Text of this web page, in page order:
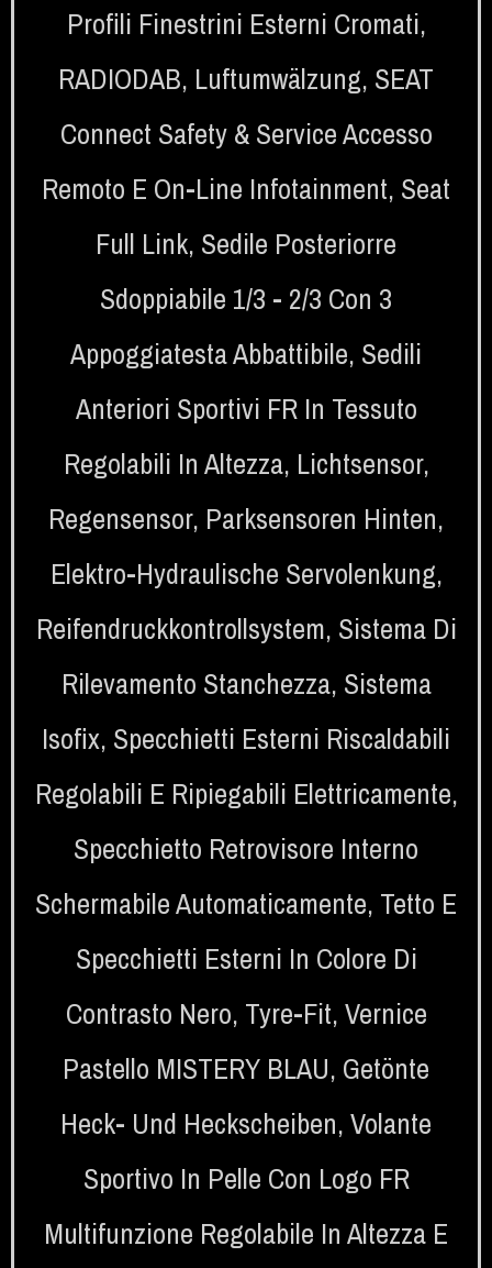
Profili Finestrini Esterni Cromati,
RADIODAB, Luftumwälzung, SEAT
Connect Safety & Service Accesso
Remoto E On-Line Infotainment, Seat
Full Link, Sedile Posteriorre
Sdoppiabile 1/3 - 2/3 Con 3
Appoggiatesta Abbattibile, Sedili
Anteriori Sportivi FR In Tessuto
Regolabili In Altezza, Lichtsensor,
Regensensor, Parksensoren Hinten,
Elektro-Hydraulische Servolenkung,
Reifendruckkontrollsystem, Sistema Di
Rilevamento Stanchezza, Sistema
Isofix, Specchietti Esterni Riscaldabili
Regolabili E Ripiegabili Elettricamente,
Specchietto Retrovisore Interno
Schermabile Automaticamente, Tetto E
Specchietti Esterni In Colore Di
Contrasto Nero, Tyre-Fit, Vernice
Pastello MISTERY BLAU, Getönte
Heck- Und Heckscheiben, Volante
Sportivo In Pelle Con Logo FR
Multifunzione Regolabile In Altezza E